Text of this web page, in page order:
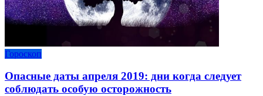
Гороскоп
Опасные даты апреля 2019: дни когда следует
соблюдать особую осторожность